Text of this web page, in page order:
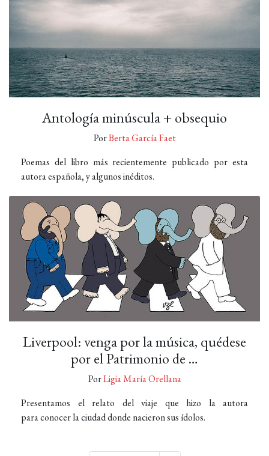
Antología minúscula + obsequio
PorBerta García Faet
Poemas del libro más recientemente publicado por esta
autora española, y algunos inéditos.
Liverpool: venga por la música, quédese
por el Patrimonio de …
PorLigia María Orellana
Presentamos el relato del viaje que hizo la autora
para conocer la ciudad donde nacieron sus ídolos.